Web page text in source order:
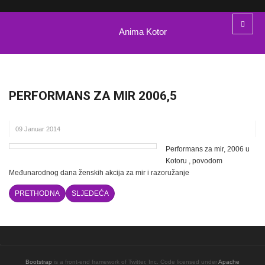
Anima Kotor
PERFORMANS ZA MIR 2006,5
09 Januar 2014
Performans za mir, 2006 u
Kotoru , povodom
Međunarodnog dana ženskih akcija za mir i razoružanje
PRETHODNA SLJEDEĆA
Bootstrap is a front-end framework of Twitter, Inc. Code licensed underApache